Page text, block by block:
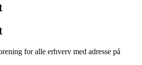
for alle erhverv med adresse på